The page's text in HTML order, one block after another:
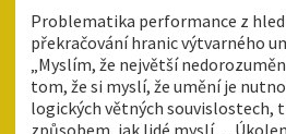
Problematika performance z
překračování hranic výtvarného
„Myslím, že největší
tom, že si myslí, že umění je
logických větných souvislostech,